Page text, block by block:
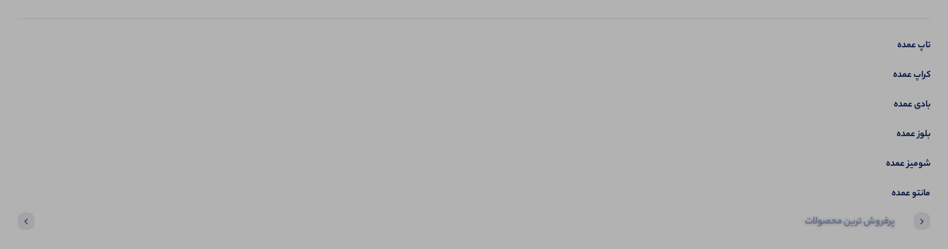
تاپ عمده
کراپ عمده
بادی عمده
بلوز عمده
شومیز عمده
مانتو عمده
پرفروش ترین محصولات
آخرین محصولاتی که بازدید کردید